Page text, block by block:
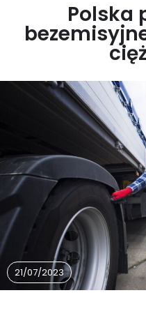
Polska
21/07/2023